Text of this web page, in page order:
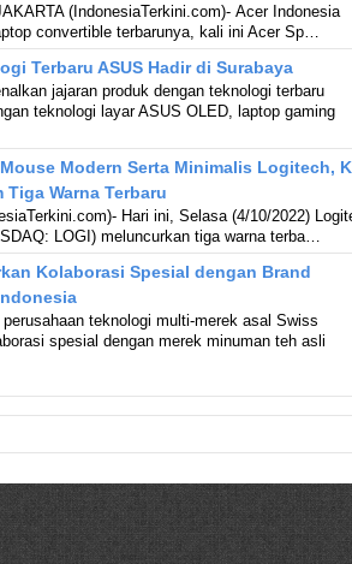
(IndonesiaTerkini.com)- Acer Indonesia
convertible terbarunya, kali ini Acer Sp…
Terbaru ASUS Hadir di Surabaya
jajaran produk dengan teknologi terbaru
teknologi layar ASUS OLED, laptop gaming
Modern Serta Minimalis Logitech,
Tiga Warna Terbaru
Hari ini, Selasa (4/10/2022)
LOGI) meluncurkan tiga warna terba…
Kolaborasi Spesial dengan Brand
teknologi multi-merek asal Swiss
spesial dengan merek minuman teh asli